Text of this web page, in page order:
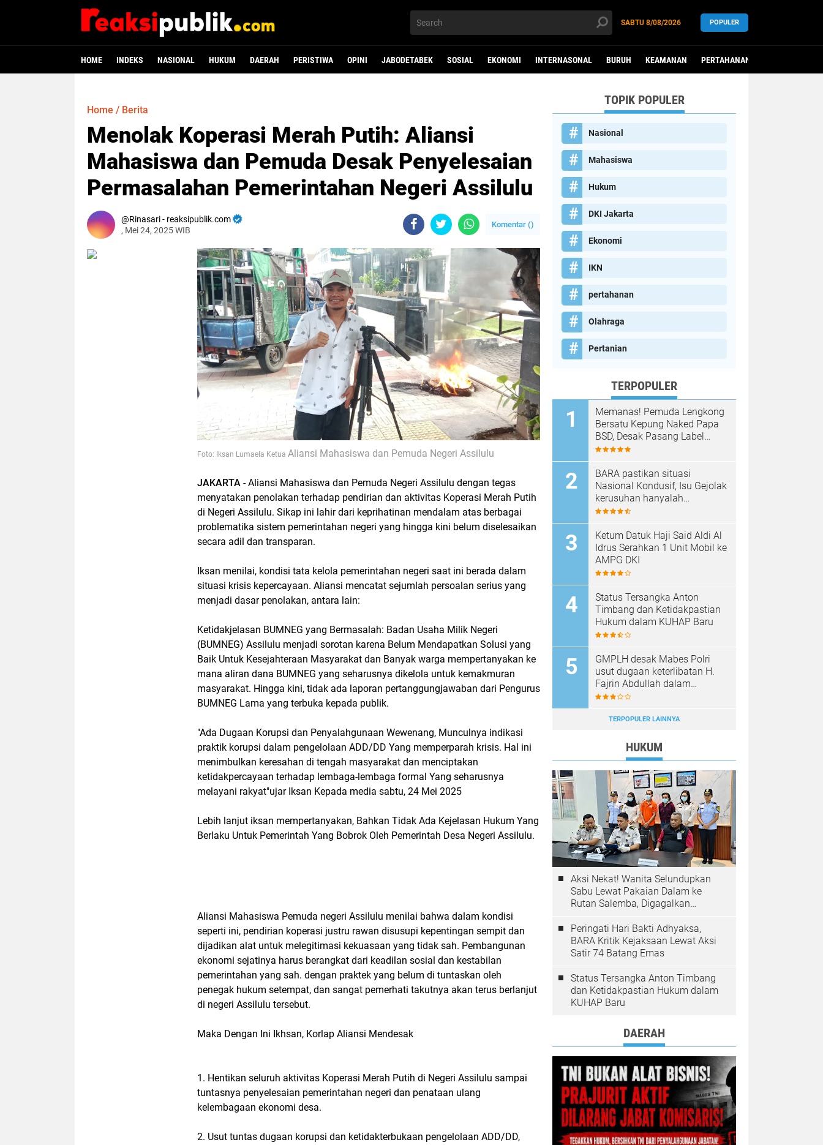
SABTU 8/08/2026 POPULER
HOME INDEKS NASIONAL HUKUM DAERAH PERISTIWA OPINI JABODETABEK SOSIAL EKONOMI INTERNASONAL BURUH KEAMANAN PERTAHANAN
Home / Berita
Menolak Koperasi Merah Putih: Aliansi
Mahasiswa dan Pemuda Desak Penyelesaian
Permasalahan Pemerintahan Negeri Assilulu
Rinasari - reaksipublik.com
, Mei 24, 2025 WIB
Komentar ()
Foto: Iksan Lumaela Ketua Aliansi Mahasiswa dan Pemuda Negeri Assilulu
JAKARTA - Aliansi Mahasiswa dan Pemuda Negeri Assilulu dengan tegas
menyatakan penolakan terhadap pendirian dan aktivitas Koperasi Merah Putih
di Negeri Assilulu. Sikap ini lahir dari keprihatinan mendalam atas berbagai
problematika sistem pemerintahan negeri yang hingga kini belum diselesaikan
secara adil dan transparan.
Iksan menilai, kondisi tata kelola pemerintahan negeri saat ini berada dalam
situasi krisis kepercayaan. Aliansi mencatat sejumlah persoalan serius yang
menjadi dasar penolakan, antara lain:
Ketidakjelasan BUMNEG yang Bermasalah: Badan Usaha Milik Negeri
(BUMNEG) Assilulu menjadi sorotan karena Belum Mendapatkan Solusi yang
Baik Untuk Kesejahteraan Masyarakat dan Banyak warga mempertanyakan ke
mana aliran dana BUMNEG yang seharusnya dikelola untuk kemakmuran
masyarakat. Hingga kini, tidak ada laporan pertanggungjawaban dari Pengurus
BUMNEG Lama yang terbuka kepada publik.
"Ada Dugaan Korupsi dan Penyalahgunaan Wewenang, Munculnya indikasi
praktik korupsi dalam pengelolaan ADD/DD Yang memperparah krisis. Hal ini
menimbulkan keresahan di tengah masyarakat dan menciptakan
ketidakpercayaan terhadap lembaga-lembaga formal Yang seharusnya
melayani rakyat"ujar Iksan Kepada media sabtu, 24 Mei 2025
Lebih lanjut iksan mempertanyakan, Bahkan Tidak Ada Kejelasan Hukum Yang
Berlaku Untuk Pemerintah Yang Bobrok Oleh Pemerintah Desa Negeri Assilulu.
Aliansi Mahasiswa Pemuda negeri Assilulu menilai bahwa dalam kondisi
seperti ini, pendirian koperasi justru rawan disusupi kepentingan sempit dan
dijadikan alat untuk melegitimasi kekuasaan yang tidak sah. Pembangunan
ekonomi sejatinya harus berangkat dari keadilan sosial dan kestabilan
pemerintahan yang sah. dengan praktek yang belum di tuntaskan oleh
penegak hukum setempat, dan sangat pemerhati takutnya akan terus berlanjut
di negeri Assilulu tersebut.
Maka Dengan Ini Ikhsan, Korlap Aliansi Mendesak
1. Hentikan seluruh aktivitas Koperasi Merah Putih di Negeri Assilulu sampai
tuntasnya penyelesaian pemerintahan negeri dan penataan ulang
kelembagaan ekonomi desa.
2. Usut tuntas dugaan korupsi dan ketidakterbukaan pengelolaan ADD/DD,
TOPIK POPULER
Nasional
Mahasiswa
Hukum
DKI Jakarta
Ekonomi
IKN
pertahanan
Olahraga
Pertanian
TERPOPULER
Memanas! Pemuda Lengkong
Bersatu Kepung Naked Papa
BSD, Desak Pasang Label
Non-Halal dan Prioritaskan
BARA pastikan situasi
Nasional Kondusif, Isu Gejolak
kerusuhan hanyalah
Propaganda para oknum
Ketum Datuk Haji Said Aldi Al
Idrus Serahkan 1 Unit Mobil ke
AMPG DKI
Status Tersangka Anton
Timbang dan Ketidakpastian
Hukum dalam KUHAP Baru
GMPLH desak Mabes Polri
usut dugaan keterlibatan H.
Fajrin Abdullah dalam
penjualan ore nilkel ilegal
TERPOPULER LAINNYA
HUKUM
Aksi Nekat! Wanita Selundupkan
Sabu Lewat Pakaian Dalam ke
Rutan Salemba, Digagalkan
Peringati Hari Bakti Adhyaksa,
BARA Kritik Kejaksaan Lewat Aksi
Satir 74 Batang Emas
Status Tersangka Anton Timbang
dan Ketidakpastian Hukum dalam
KUHAP Baru
DAERAH